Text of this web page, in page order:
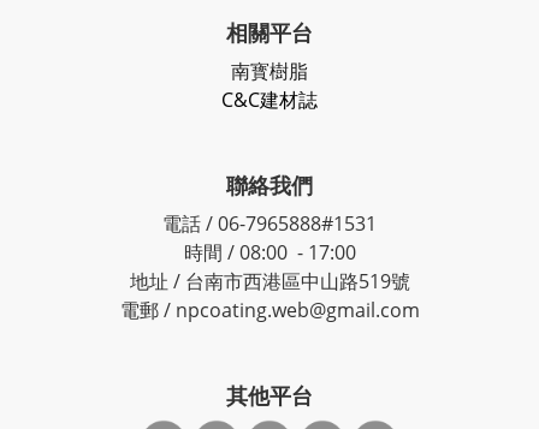
相關平台
南寳樹脂
C&C建材誌
聯絡我們
電話 / 06-7965888#1531
時間 / 08:00 - 17:00
地址 / 台南市西港區中山路519號
電郵 / npcoating.web@gmail.com
其他平台